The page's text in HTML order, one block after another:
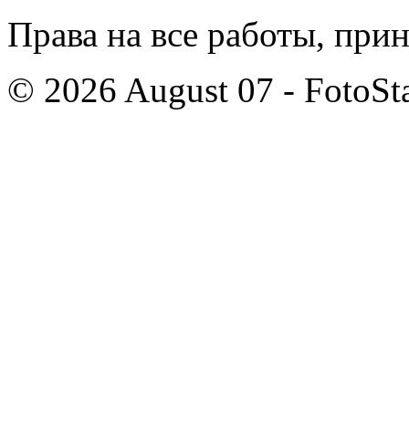
Права на все работы,
© 2026 August 07 -